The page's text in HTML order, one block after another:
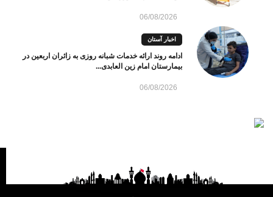
06/08/2026
اخبار آستان
ادامه روند ارائه خدمات شبانه روزی به زائران اربعین در
بیمارستان امام زین العابدی...
06/08/2026